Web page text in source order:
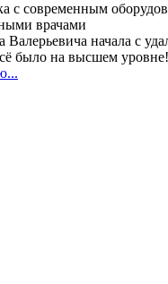
с современным
врачами
Валерьевича начала с
было на высшем